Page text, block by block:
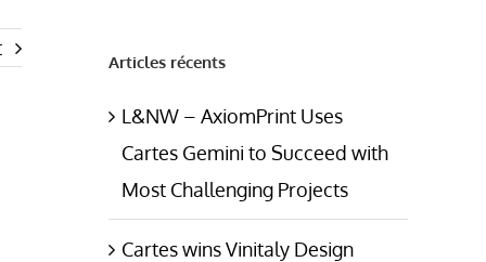
Articles récents
L&NW – AxiomPrint Uses
Cartes Gemini to Succeed with
Most Challenging Projects
Cartes wins Vinitaly Design